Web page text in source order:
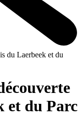
du Laerbeek et du
et du Parc